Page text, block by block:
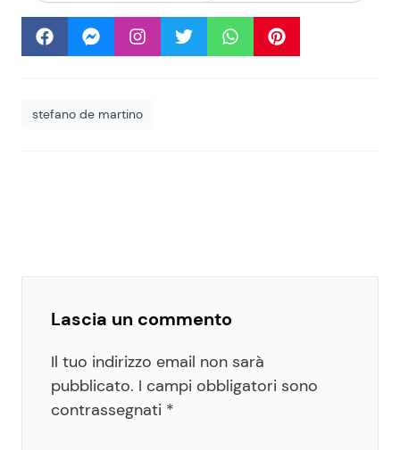
stefano de martino
Lascia un commento
Il tuo indirizzo email non sarà
pubblicato. I campi obbligatori sono
contrassegnati *